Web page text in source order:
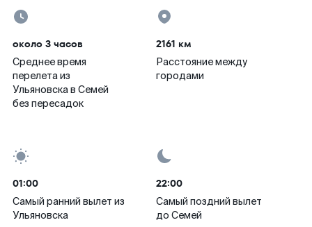
около 3 часов
Среднее время
перелета из
Ульяновска в Семей
без пересадок
2161 км
Расстояние между
городами
01:00
Самый ранний вылет из
Ульяновска
22:00
Самый поздний вылет
до Семей